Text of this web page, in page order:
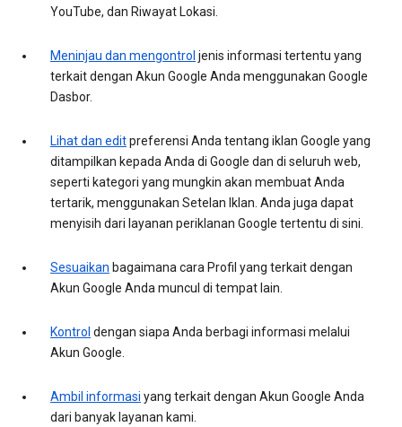
YouTube, dan Riwayat Lokasi.
Meninjau dan mengontrol jenis informasi tertentu yang
terkait dengan Akun Google Anda menggunakan Google
Dasbor.
Lihat dan editpreferensi Anda tentang iklan Google yang
ditampilkan kepada Anda di Google dan di seluruh web,
seperti kategori yang mungkin akan membuat Anda
tertarik, menggunakan Setelan Iklan. Anda juga dapat
menyisih dari layanan periklanan Google tertentu di sini.
Sesuaikan bagaimana cara Profil yang terkait dengan
Akun Google Anda muncul di tempat lain.
Kontrol dengan siapa Anda berbagi informasi melalui
Akun Google.
Ambil informasi yang terkait dengan Akun Google Anda
dari banyak layanan kami.